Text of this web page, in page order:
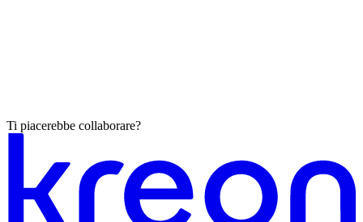
Ti piacerebbe collaborare?